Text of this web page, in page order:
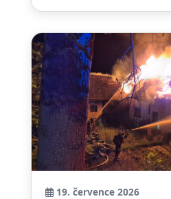
19. července 2026